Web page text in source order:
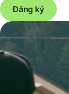
Đăng ký